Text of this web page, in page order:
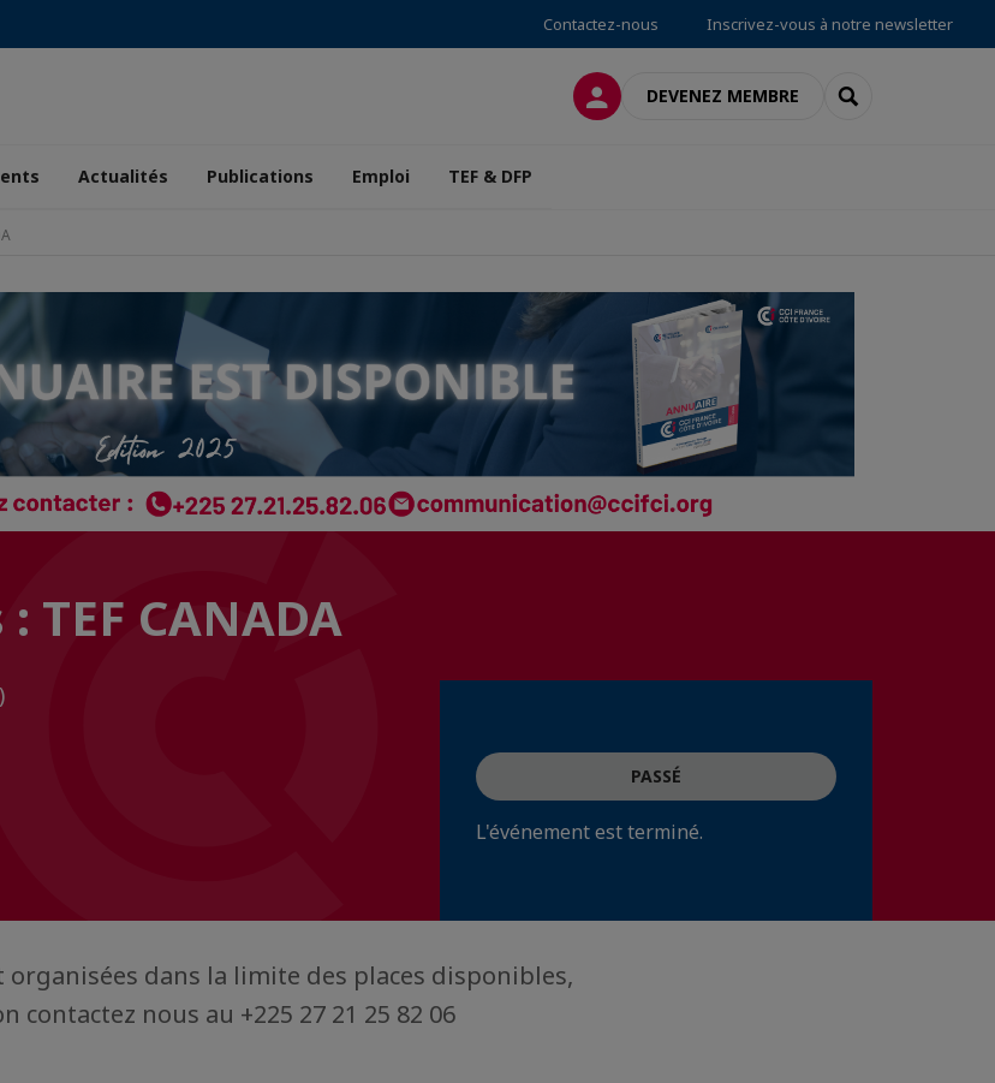
Contactez-nous Inscrivez-vous à notre newsletter
CONNEXIONDEVENEZ MEMBRE RECHERCHER
Actualités Publications Emploi TEF & DFP
TEF CANADA
PASSÉ
L'événement est terminé.
organisées dans la limite des places disponibles,
nous au +225 27 21 25 82 06